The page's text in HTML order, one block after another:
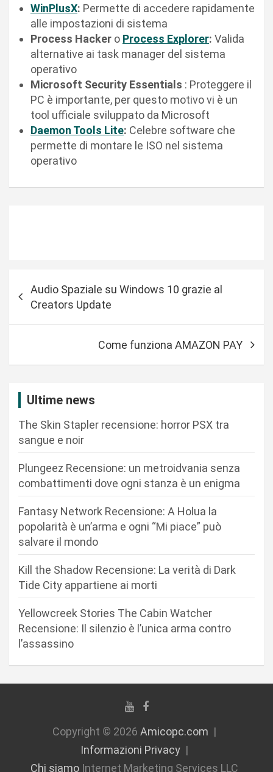
WinPlusX: Permette di accedere rapidamente
alle impostazioni di sistema
Process Hacker o Process Explorer: Valida
alternative ai task manager del sistema
operativo
Microsoft Security Essentials : Proteggere il
PC è importante, per questo motivo vi è un
tool ufficiale sviluppato da Microsoft
Daemon Tools Lite: Celebre software che
permette di montare le ISO nel sistema
operativo
Audio Spaziale su Windows 10 grazie al
Creators Update
Come funziona AMAZON PAY
Ultime news
The Skin Stapler recensione: horror PSX tra
sangue e noir
Plungeez Recensione: un metroidvania senza
combattimenti dove ogni stanza è un enigma
Fantasy Network Recensione: A Holua la
popolarità è un’arma e ogni “Mi piace” può
salvare il mondo
Kill the Shadow Recensione: La verità di Dark
Tide City appartiene ai morti
Yellowcreek Stories The Cabin Watcher
Recensione: Il silenzio è l’unica arma contro
l’assassino
Copyright © 2026 Amicopc.com
Informazioni Privacy
Chi siamoInternet Marketing Services LLC